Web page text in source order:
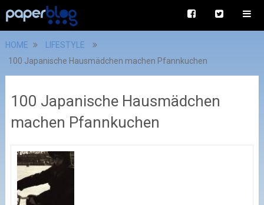
HOME
LIFESTYLE
100 Japanische Hausmädchen machen Pfannkuchen
100 Japanische Hausmädchen
machen Pfannkuchen